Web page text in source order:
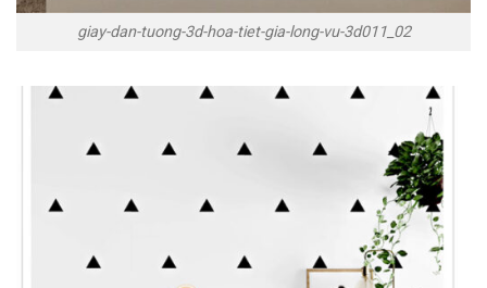
giay-dan-tuong-3d-hoa-tiet-gia-long-vu-3d011_02